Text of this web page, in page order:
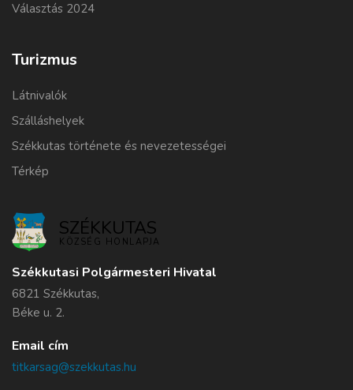
Választás 2024
Turizmus
Látnivalók
Szálláshelyek
Székkutas története és nevezetességei
Térkép
SZÉKKUTAS
KÖZSÉG HONLAPJA
Székkutasi Polgármesteri Hivatal
6821 Székkutas,
Béke u. 2.
Email cím
titkarsag@szekkutas.hu